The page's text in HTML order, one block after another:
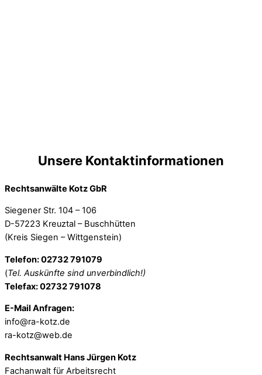
Unsere Kontaktinformationen
Rechtsanwälte Kotz GbR
Siegener Str. 104 – 106
D-57223 Kreuztal – Buschhütten
(Kreis Siegen – Wittgenstein)
Telefon: 02732 791079
(Tel. Auskünfte sind unverbindlich!)
Telefax: 02732 791078
E-Mail Anfragen:
info@ra-kotz.de
ra-kotz@web.de
Rechtsanwalt Hans Jürgen Kotz
Fachanwalt für Arbeitsrecht